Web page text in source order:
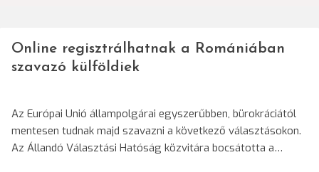
Online regisztrálhatnak a Romániában
szavazó külföldiek
Az Európai Unió állampolgárai egyszerűbben, bürokráciától
mentesen tudnak majd szavazni a következő választásokon.
Az Állandó Választási Hatóság közvitára bocsátotta a…